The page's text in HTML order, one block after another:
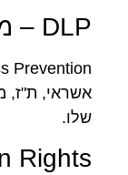
DLP – מניעת דליפת מידע
אשראי, ת"ז,
שלו.
Rights